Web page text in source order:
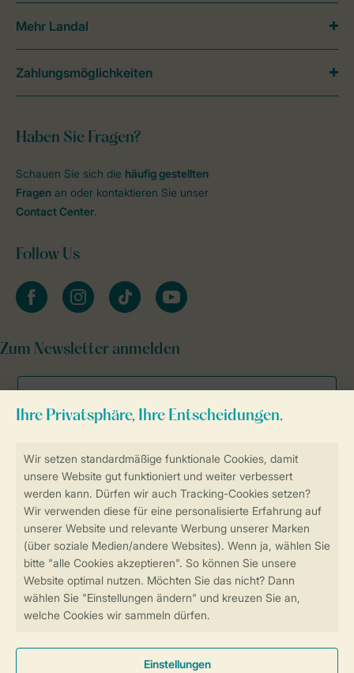
Sicherstellung Deiner Privatsphäre
Sicher und schnell zur Online-Buchung
Sichere Datenübertragung
Sicheres Bezahlen
Haben Sie Fragen?
Schauen Sie sich die häufig gestellten
Fragen an oder kontaktieren Sie unser
Contact Center.
Follow Us
facebookinstagramtiktok youtube
Zum Newsletter anmelden
Mehr Landal
Zahlungsmöglichkeiten